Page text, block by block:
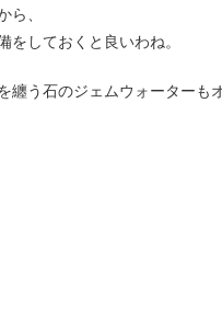
ら、
しておくと良いわね。
う石のジェムウォーターも